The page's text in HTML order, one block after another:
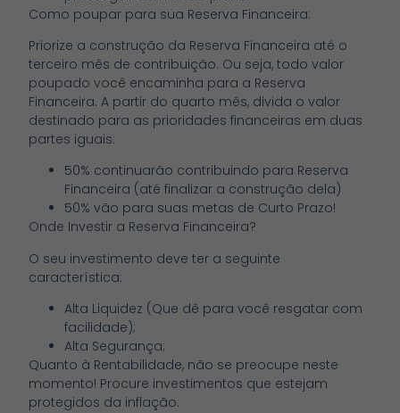
Como poupar para sua Reserva Financeira:
Priorize a construção da Reserva Financeira até o
terceiro mês de contribuição. Ou seja, todo valor
poupado você encaminha para a Reserva
Financeira. A partir do quarto mês, divida o valor
destinado para as prioridades financeiras em duas
partes iguais:
50% continuarão contribuindo para Reserva
Financeira (até finalizar a construção dela)
50% vão para suas metas de Curto Prazo!
Onde Investir a Reserva Financeira?
O seu investimento deve ter a seguinte
característica:
Alta Liquidez (Que dê para você resgatar com
facilidade);
Alta Segurança;
Quanto à Rentabilidade, não se preocupe neste
momento! Procure investimentos que estejam
protegidos da inflação.